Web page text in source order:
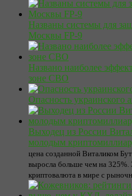
Названы системы для
Москвы FP-9
Названо наиболее
зоне СВО
Опасность украинского
Выходец из России
молодым
цена созданной Виталиком
выросла больше чем на 325%.
криптовалюта в мире с